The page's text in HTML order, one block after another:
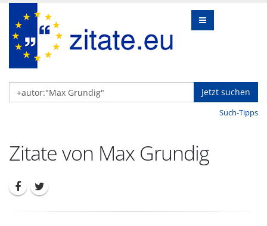
Jetzt suchen
Such-Tipps
Zitate von Max Grundig